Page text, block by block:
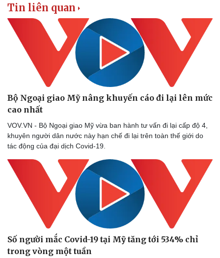
Tin liên quan
Bộ Ngoại giao Mỹ nâng khuyến cáo đi lại lên mức
cao nhất
VOV.VN - Bộ Ngoại giao Mỹ vừa ban hành tư vấn đi lại cấp độ 4,
khuyên người dân nước này hạn chế đi lại trên toàn thế giới do
tác động của đại dịch Covid-19.
Số người mắc Covid-19 tại Mỹ tăng tới 534% chỉ
trong vòng một tuần